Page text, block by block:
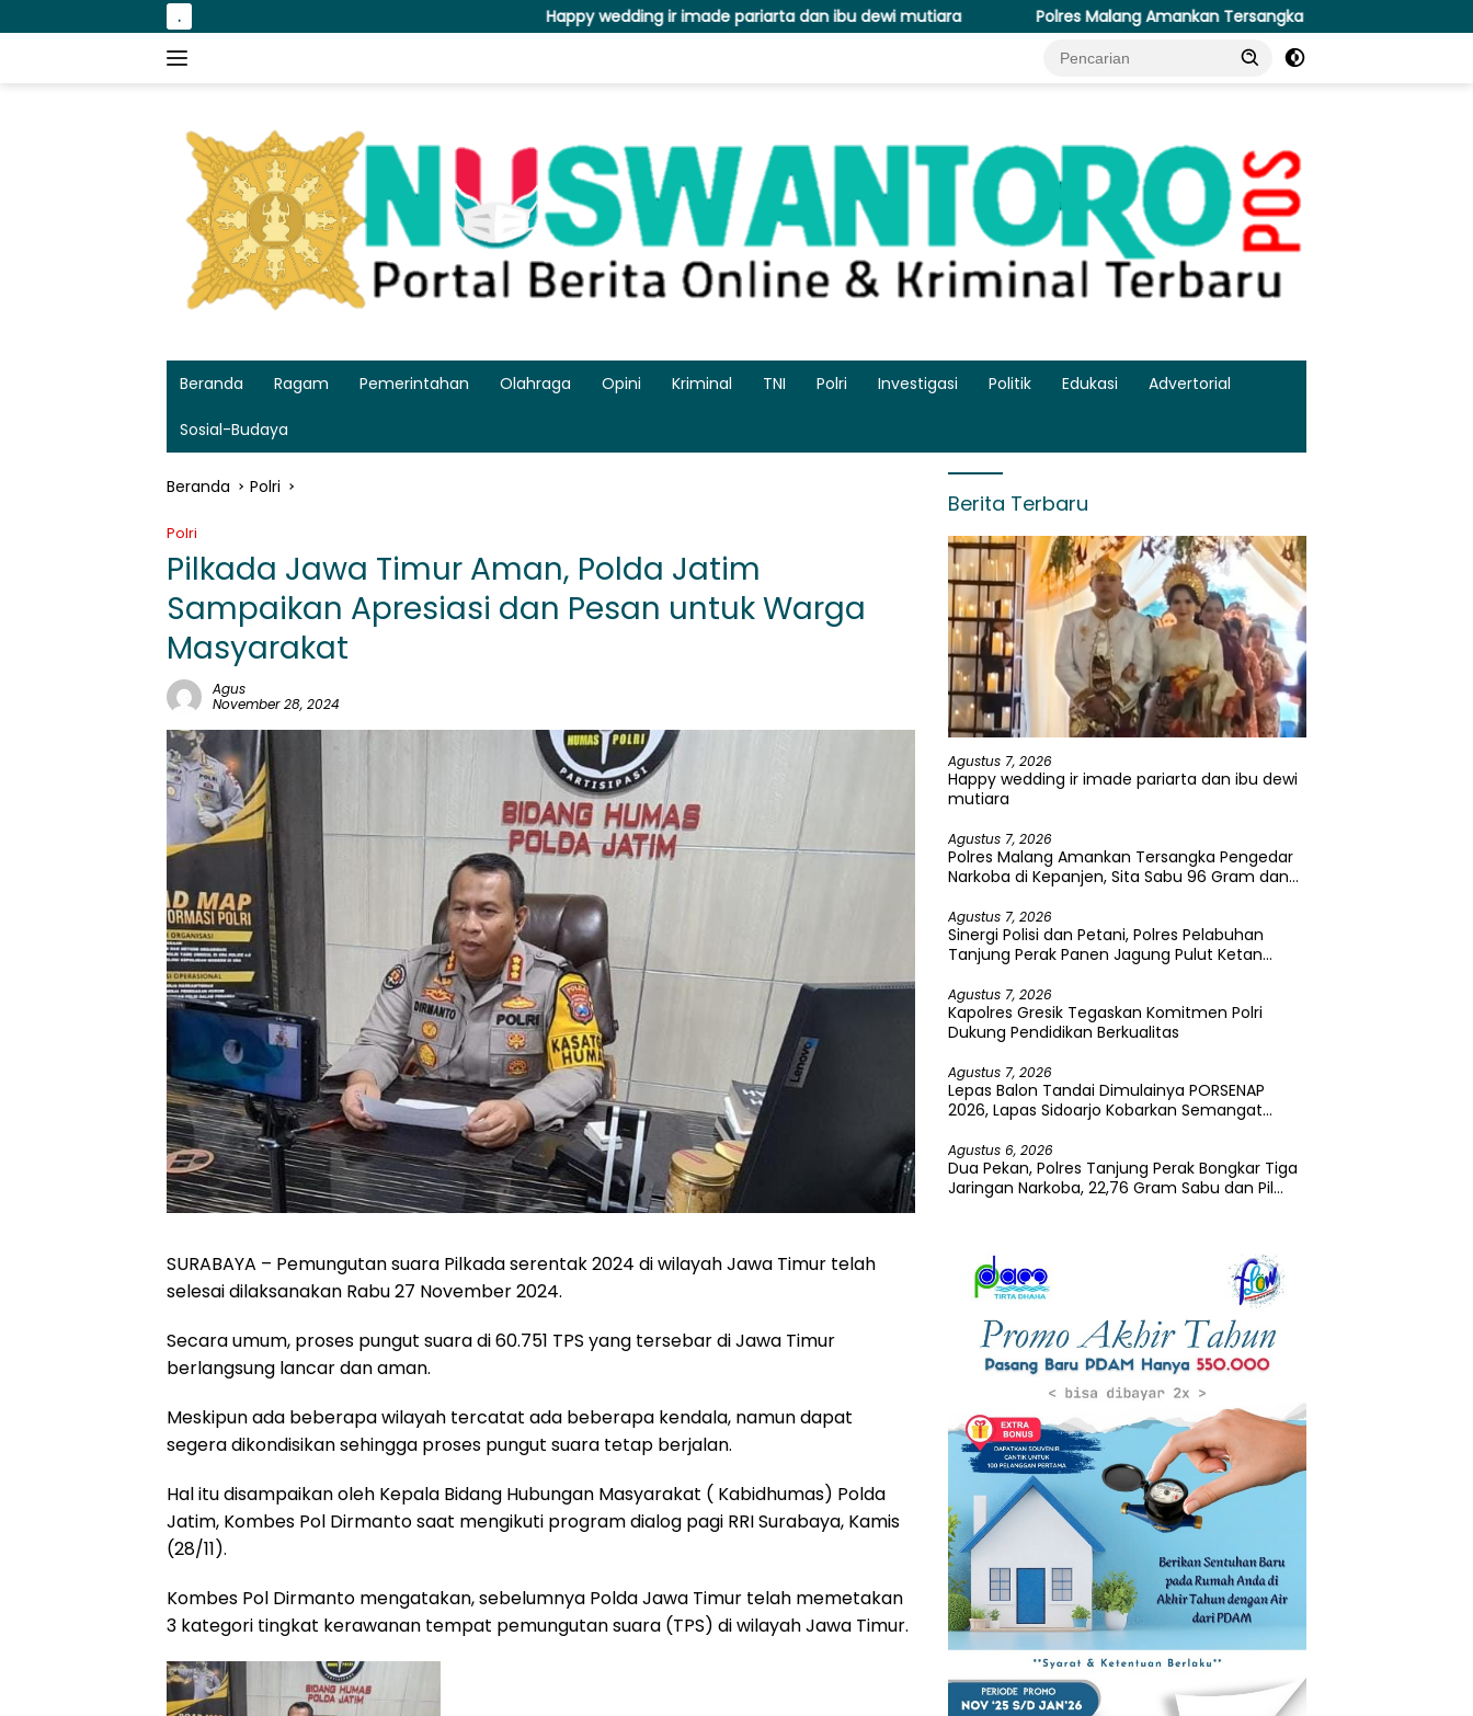
ke
. Happy wedding ir imade pariarta dan ibu dewi mutiara Polres Malang Amankan Tersangka Pengedar Narkoba di Kepanjen, Sita Sabu
Beranda Ragam Pemerintahan Olahraga Opini Kriminal TNI Polri Investigasi Politik Edukasi Advertorial
Sosial-Budaya
Beranda Polri
Polri
Pilkada Jawa Timur Aman, Polda Jatim
Sampaikan Apresiasi dan Pesan untuk Warga
Masyarakat
Agus
November 28, 2024
SURABAYA – Pemungutan suara Pilkada serentak 2024 di wilayah Jawa Timur telah
selesai dilaksanakan Rabu 27 November 2024.
Secara umum, proses pungut suara di 60.751 TPS yang tersebar di Jawa Timur
berlangsung lancar dan aman.
Meskipun ada beberapa wilayah tercatat ada beberapa kendala, namun dapat
segera dikondisikan sehingga proses pungut suara tetap berjalan.
Hal itu disampaikan oleh Kepala Bidang Hubungan Masyarakat ( Kabidhumas) Polda
Jatim, Kombes Pol Dirmanto saat mengikuti program dialog pagi RRI Surabaya, Kamis
(28/11).
Kombes Pol Dirmanto mengatakan, sebelumnya Polda Jawa Timur telah memetakan
3 kategori tingkat kerawanan tempat pemungutan suara (TPS) di wilayah Jawa Timur.
Berita Terbaru
Agustus 7, 2026
Happy wedding ir imade pariarta dan ibu dewi
mutiara
Agustus 7, 2026
Polres Malang Amankan Tersangka Pengedar
Narkoba di Kepanjen, Sita Sabu 96 Gram dan
Agustus 7, 2026
Sinergi Polisi dan Petani, Polres Pelabuhan
Tanjung Perak Panen Jagung Pulut Ketan
Agustus 7, 2026
Kapolres Gresik Tegaskan Komitmen Polri
Dukung Pendidikan Berkualitas
Agustus 7, 2026
Lepas Balon Tandai Dimulainya PORSENAP
2026, Lapas Sidoarjo Kobarkan Semangat
Agustus 6, 2026
Dua Pekan, Polres Tanjung Perak Bongkar Tiga
Jaringan Narkoba, 22,76 Gram Sabu dan Pil